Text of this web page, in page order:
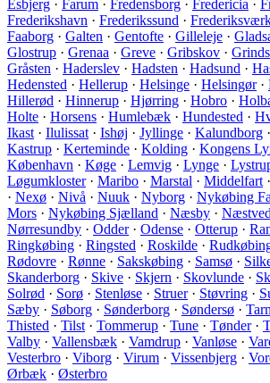
Esbjerg · Farum · Fredensborg · Fredericia ·
Frederikshavn · Frederikssund ·
Faaborg · Galten · Gentofte · Gilleleje ·
Glostrup · Grenaa · Greve · Gribskov ·
Gråsten · Haderslev · Hadsten · Hadsund ·
Hedensted · Hellerup · Helsinge · Helsingør·
Hillerød · Hinnerup · Hjørring · Hobro ·
Holte · Horsens · Humlebæk · Hundested ·
Ikast · Ilulissat · Ishøj · Jyllinge · Kalundborg ·
Kastrup · Kerteminde · Kolding · Kongens
København · Køge · Lemvig · Lynge ·
Løgumkloster· Maribo · Marstal · Middelfart ·
· Nexø · Nivå · Nuuk · Nyborg · Nykøbing
Mors · Nykøbing Sjælland · Næsby · Næstved
Nørresundby · Odder· Odense · Otterup ·
Ringkøbing · Ringsted · Roskilde ·
Rødovre · Rønne · Sakskøbing · Samsø ·
Skanderborg · Skive · Skjern · Skovlunde ·
Solrød · Sorø · Stenløse · Struer· Støvring ·
Sæby · Søborg · Sønderborg · Søndersø ·
Thisted · Tilst · Tommerup · Tune · Tønder·
Valby · Vallensbæk · Vamdrup · Vanløse ·
Vesterbro · Viborg · Virum · Vissenbjerg ·
Ørbæk · Østerbro